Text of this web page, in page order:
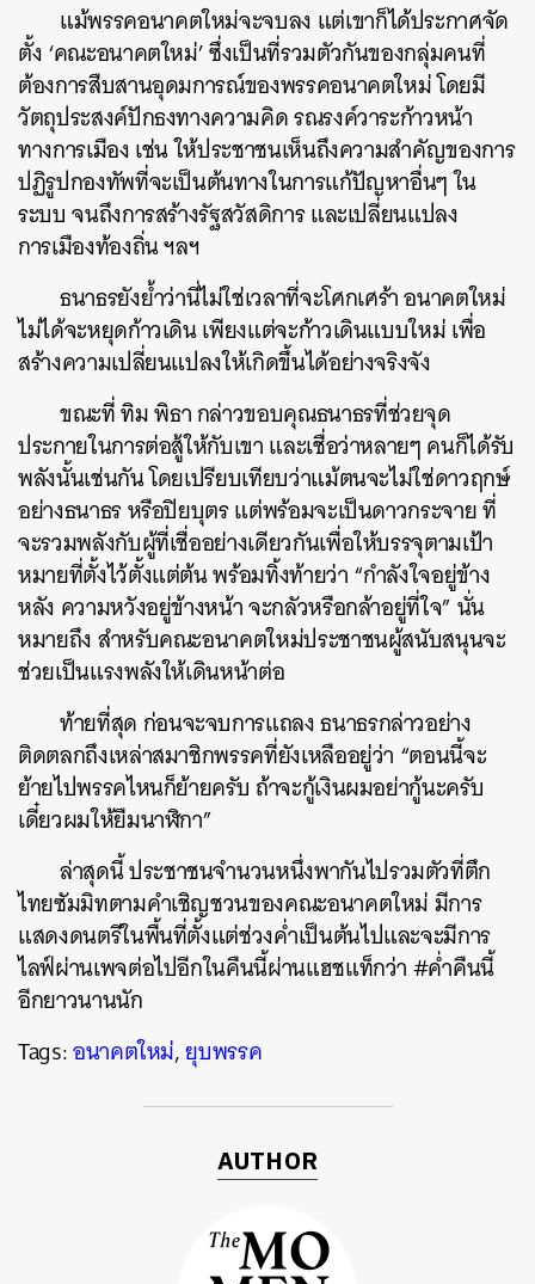
แม้พรรคอนาคตใหม่จะจบลง แต่เขาก็ได้ประกาศจัด
ตั้ง ‘คณะอนาคตใหม่’ ซึ่งเป็นที่รวมตัวกันของกลุ่มคนที่
ต้องการสืบสานอุดมการณ์ของพรรคอนาคตใหม่ โดยมี
วัตถุประสงค์ปักธงทางความคิด รณรงค์วาระก้าวหน้า
ทางการเมือง เช่น ให้ประชาชนเห็นถึงความสำคัญของการ
ปฏิรูปกองทัพที่จะเป็นต้นทางในการแก้ปัญหาอื่นๆ ใน
ระบบ จนถึงการสร้างรัฐสวัสดิการ และเปลี่ยนแปลง
การเมืองท้องถิ่น ฯลฯ
ธนาธรยังย้ำว่านี่ไม่ใช่เวลาที่จะโศกเศร้า อนาคตใหม่
ไม่ได้จะหยุดก้าวเดิน เพียงแต่จะก้าวเดินแบบใหม่ เพื่อ
สร้างความเปลี่ยนแปลงให้เกิดขึ้นได้อย่างจริงจัง
ขณะที่ ทิม พิธา กล่าวขอบคุณธนาธรที่ช่วยจุด
ประกายในการต่อสู้ให้กับเขา และเชื่อว่าหลายๆ คนก็ได้รับ
พลังนั้นเช่นกัน โดยเปรียบเทียบว่าแม้ตนจะไม่ใช่ดาวฤกษ์
อย่างธนาธร หรือปิยบุตร แต่พร้อมจะเป็นดาวกระจาย ที่
จะรวมพลังกับผู้ที่เชื่ออย่างเดียวกันเพื่อให้บรรจุตามเป้า
หมายที่ตั้งไว้ตั้งแต่ต้น พร้อมทิ้งท้ายว่า “กำลังใจอยู่ข้าง
หลัง ความหวังอยู่ข้างหน้า จะกลัวหรือกล้าอยู่ที่ใจ” นั่น
หมายถึง สำหรับคณะอนาคตใหม่ประชาชนผู้สนับสนุนจะ
ช่วยเป็นแรงพลังให้เดินหน้าต่อ
ท้ายที่สุด ก่อนจะจบการแถลง ธนาธรกล่าวอย่าง
ติดตลกถึงเหล่าสมาชิกพรรคที่ยังเหลืออยู่ว่า “ตอนนี้จะ
ย้ายไปพรรคไหนก็ย้ายครับ ถ้าจะกู้เงินผมอย่ากู้นะครับ
เดี๋ยวผมให้ยืมนาฬิกา”
ล่าสุดนี้ ประชาชนจำนวนหนึ่งพากันไปรวมตัวที่ตึก
ไทยซัมมิทตามคำเชิญชวนของคณะอนาคตใหม่ มีการ
แสดงดนตรีในพื้นที่ตั้งแต่ช่วงค่ำเป็นต้นไปและจะมีการ
ไลฟ์ผ่านเพจต่อไปอีกในคืนนี้ผ่านแฮชแท็กว่า #ค่ำคืนนี้
อีกยาวนานนัก
Tags:อนาคตใหม่,ยุบพรรค
AUTHOR
SHARE TWEET LINE EMAIL